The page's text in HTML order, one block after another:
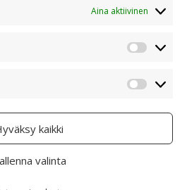
Aina aktiivinen
kaikki
valinta
2005 - 2023 RAMI RANTA